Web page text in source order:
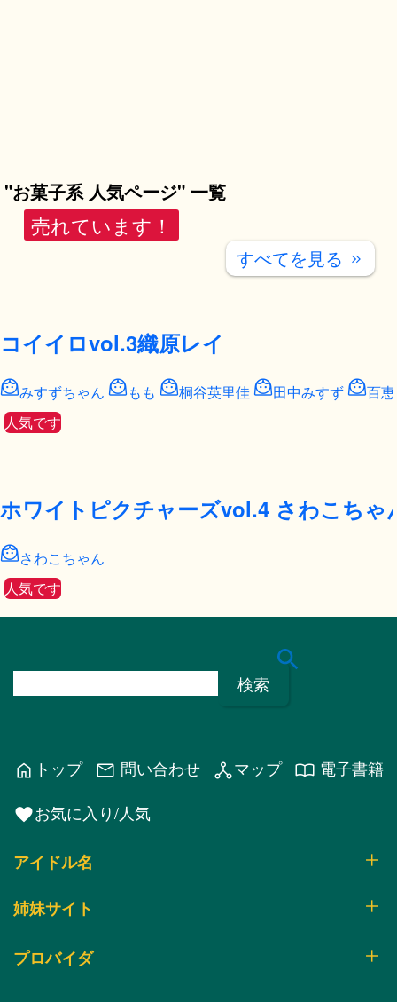
"お菓子系 人気ページ" 一覧
売れています！
すべてを見る keyboard_double_arrow_right
コイイロvol.3織原レイ
みすずちゃん もも 桐谷英里佳 田中みすず
百
人気です
ホワイトピクチャーズvol.4 さわこちゃ
さわこちゃん
人気です
プロバイダ
home トップ mail 問い合わせ network_nodeマップ import_contacts 電子書籍
favoriteお気に入り/人気
アイドル名
姉妹サイト